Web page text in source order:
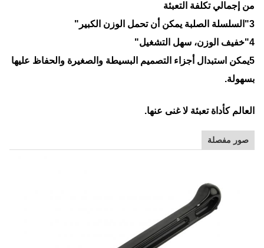
من إجمالي تكلفة التعبئة
3"السلسلة الصلبة يمكن أن تحمل الوزن الكبير"
4"خفيف الوزن، سهل التشغيل"
5يمكن استبدال أجزاء التصميم البسيطة والصغيرة والحفاظ عليها
بسهولة.
العالم كأداة تعبئة لا غنى عنها.
صور مفصلة